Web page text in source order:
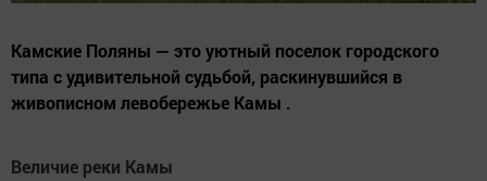
Камские Поляны — это уютный поселок городского
типа с удивительной судьбой, раскинувшийся в
живописном левобережье Камы .
Величие реки Камы